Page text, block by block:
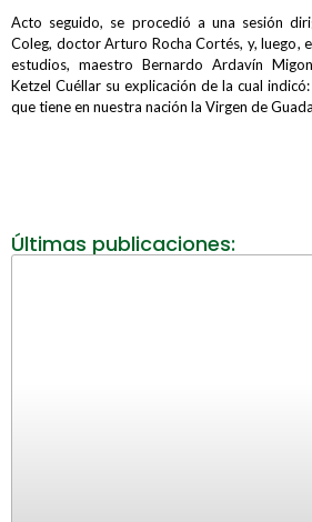
Acto seguido, se procedió a una sesión
Coleg, doctor Arturo Rocha Cortés, y, luego,
estudios, maestro Bernardo Ardavín
Ketzel Cuéllar su explicación de la cual
que tiene en nuestra nación la Virgen de
Últimas publicaciones: